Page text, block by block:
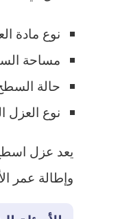
نوع مادة
مساحة
حالة
نوع
يعد عزل
وإطالة عمر